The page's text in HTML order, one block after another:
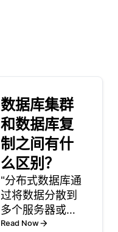
数据库集群
和数据库复
制之间有什
么区别？
"分布式数据库通
过将数据分散到
多个服务器或节
点上，以支持大
Read Now